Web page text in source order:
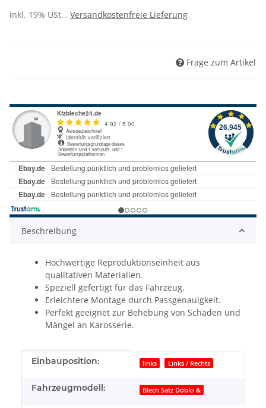
inkl. 19% USt. , Versandkostenfreie Lieferung
Frage zum Artikel
Beschreibung
Hochwertige Reproduktionseinheit aus
qualitativen Materialien.
Speziell gefertigt für das Fahrzeug.
Erleichtere Montage durch Passgenauigkeit.
Perfekt geeignet zur Behebung von Schäden und
Mängel an Karosserie.
Produkteigenschaft
Wert
Einbauposition: links Links / Rechts
Fahrzeugmodell: Blech Satz Doblo &